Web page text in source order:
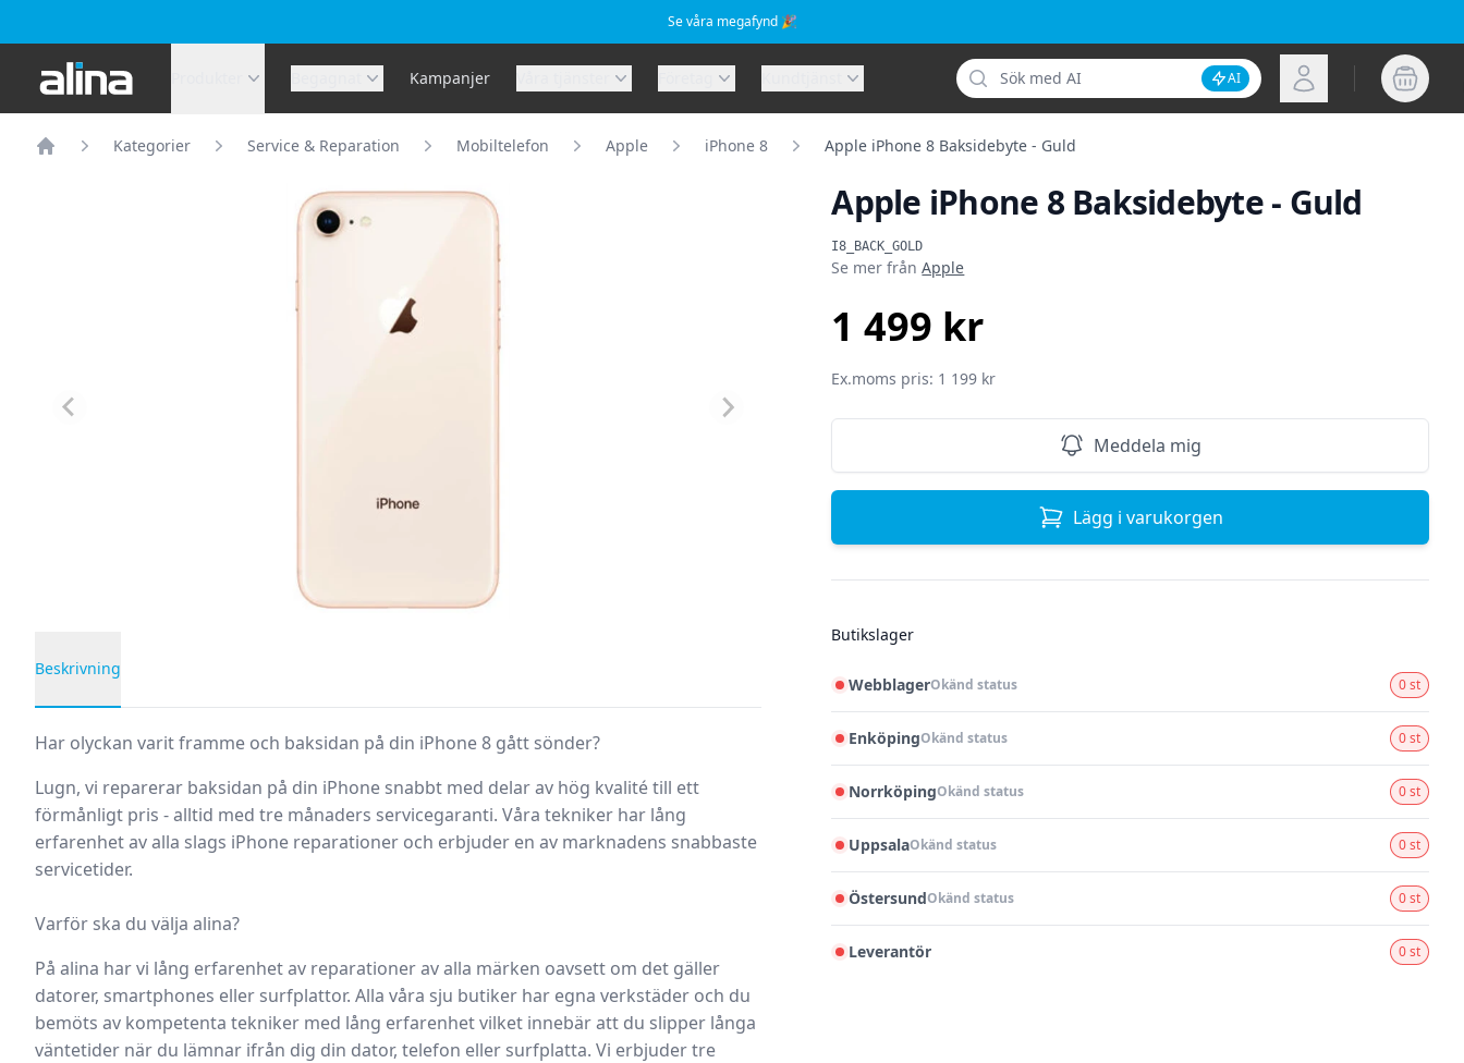
Se våra megafynd 🎉
Alina.se Kampanjer
Sök
Inaktivera AI-sökning
AI Logga in
Kategorier Service & Reparation Mobiltelefon Apple iPhone 8 Apple iPhone 8 Baksidebyte - Guld
Apple iPhone 8 Baksidebyte - Guld
I8_BACK_GOLD
Produktinformation
Se mer frånApple
1 499 kr
Ex.moms pris: 1 199 kr
Meddela mig
Lägg i varukorgen
Butikslager
WebblagerOkänd status 0 st
EnköpingOkänd status 0 st
NorrköpingOkänd status 0 st
UppsalaOkänd status 0 st
ÖstersundOkänd status 0 st
Leverantör 0 st
Beskrivning
Har olyckan varit framme och baksidan på din iPhone 8 gått sönder?
Lugn, vi reparerar baksidan på din iPhone snabbt med delar av hög kvalité till ett
förmånligt pris - alltid med tre månaders servicegaranti. Våra tekniker har lång
erfarenhet av alla slags iPhone reparationer och erbjuder en av marknadens snabbaste
servicetider.
Varför ska du välja alina?
På alina har vi lång erfarenhet av reparationer av alla märken oavsett om det gäller
datorer, smartphones eller surfplattor. Alla våra sju butiker har egna verkstäder och du
bemöts av kompetenta tekniker med lång erfarenhet vilket innebär att du slipper långa
väntetider när du lämnar ifrån dig din dator, telefon eller surfplatta. Vi erbjuder tre